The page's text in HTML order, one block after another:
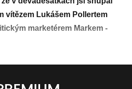
vítězem Lukášem Pollertem
marketérem Markem